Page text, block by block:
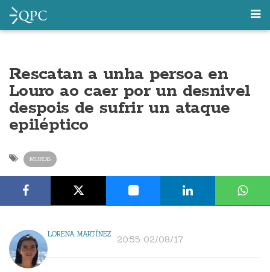
Rescatan a unha persoa en
Louro ao caer por un desnivel
despois de sufrir un ataque
epiléptico
MUROS
LORENA MARTÍNEZ 20:55 02/08/17